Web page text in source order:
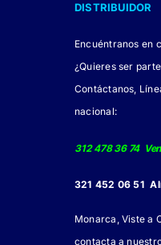
DISTRIBUIDOR
Encuéntranos en
¿Quieres ser
Contáctanos,
nacional:
312 478 36 74
321 452 06 51
Monarca, Viste a
contacta a